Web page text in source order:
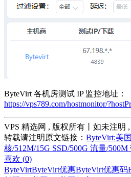
ByteVirt 各机房测试 IP 监控地址：
https://vps789.com/hostmonitor/
VPS 精选网 , 版权所有丨如未注明 ,
转载请注明原文链接： ByteVirt:美
核/512M/15G SSD/500G 流量/500M
喜欢 (0)
ByteVirtByteVirt优惠ByteVirt优惠码